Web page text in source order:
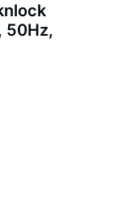
50Hz,